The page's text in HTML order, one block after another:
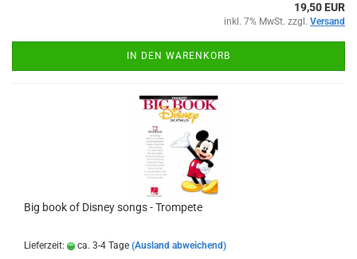
19,50 EUR
inkl. 7% MwSt. zzgl. Versand
IN DEN WARENKORB
Big book of Disney songs - Trompete
Lieferzeit: ca. 3-4 Tage (Ausland abweichend)